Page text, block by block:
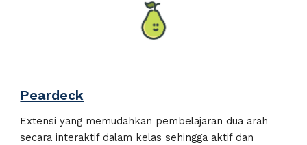
Peardeck
Extensi yang memudahkan pembelajaran dua arah
secara interaktif dalam kelas sehingga aktif dan